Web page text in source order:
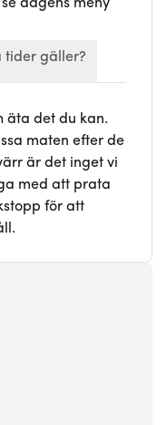
dagens meny
tider gäller?
äta det du kan.
maten efter de
är det inget vi
med att prata
för att